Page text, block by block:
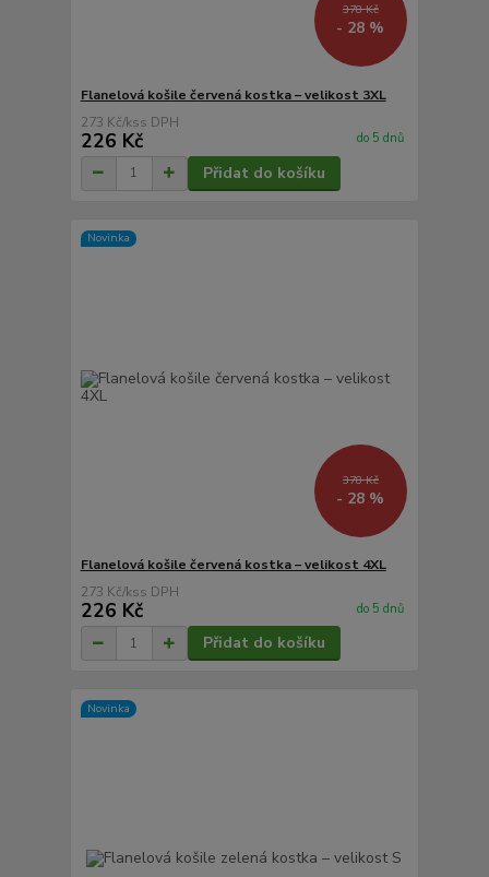
378 Kč
- 28 %
Flanelová košile červená kostka – velikost 3XL
273 Kč/ks
226 Kč do 5 dnů
Přidat do košíku
Novinka
378 Kč
- 28 %
Flanelová košile červená kostka – velikost 4XL
273 Kč/ks
226 Kč do 5 dnů
Přidat do košíku
Novinka